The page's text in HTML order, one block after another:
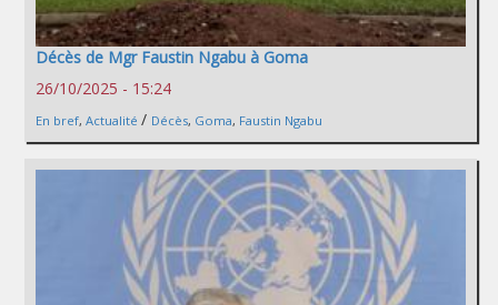
Décès de Mgr Faustin Ngabu à Goma
26/10/2025 - 15:24
En bref, Actualité / Décès, Goma, Faustin Ngabu